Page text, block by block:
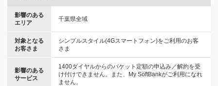
影響のある
エリア
千葉県全域
対象となる
お客さま
シンプルスタイル(4Gスマートフォン)をご利用のお客
さま
影響のある
サービス
1400ダイヤルからのパケット定額の申込み／解約を受
け付けできません。また、My SoftBankがご利用になれ
ません。